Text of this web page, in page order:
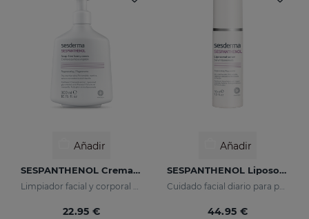
Añadir
SESPANTHENOL Crema Espumosa Sin Jabón
22.95 €
Añadir
SESPANTHENOL Liposomal Serum
Cuidado facial diario para para la defensa de la piel sensible o dañada
44.95 €